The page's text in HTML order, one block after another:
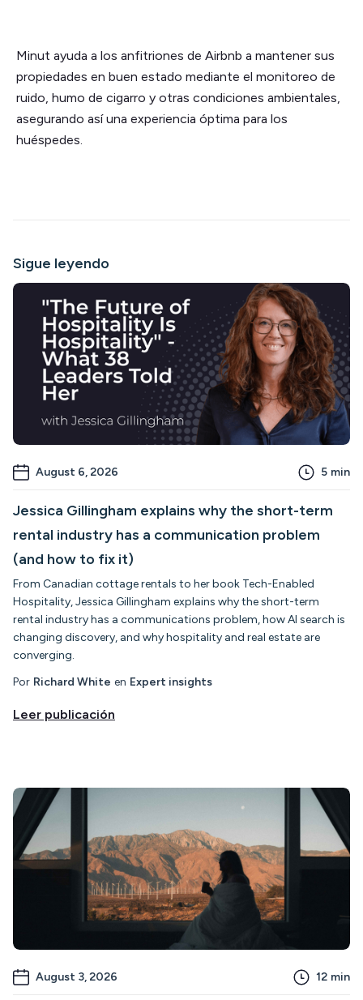
Minut ayuda a los anfitriones de Airbnb a mantener sus
propiedades en buen estado mediante el monitoreo de
ruido, humo de cigarro y otras condiciones ambientales,
asegurando así una experiencia óptima para los
huéspedes.
Sigue leyendo
August 6, 2026 5 min
Jessica Gillingham explains why the short-term
rental industry has a communication problem
(and how to fix it)
From Canadian cottage rentals to her book Tech-Enabled
Hospitality, Jessica Gillingham explains why the short-term
rental industry has a communications problem, how AI search is
changing discovery, and why hospitality and real estate are
converging.
Por Richard White en Expert insights
Leer publicación
August 3, 2026 12 min